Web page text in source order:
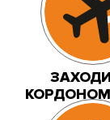
КОРДОНОМ